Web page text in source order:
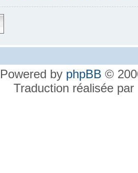
Powered by phpBB ©
Traduction réalisée par